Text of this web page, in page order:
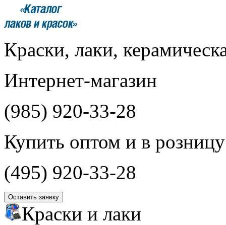
Краски, лаки,
Интернет-магазин
(985) 920-33-28
Купить оптом и в розницу
(495) 920-33-28
Оставить заявку
Краски и лаки